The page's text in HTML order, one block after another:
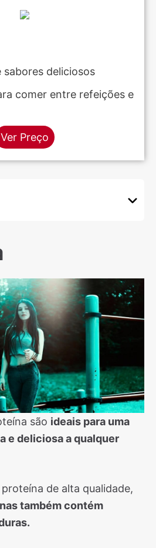
sabores deliciosos
comer entre refeições e
Ver Preço
são ideais para uma
e deliciosa a qualquer
de alta qualidade,
também contém